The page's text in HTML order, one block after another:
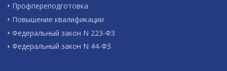
Профпереподготовка
Повышение квалификации
Федеральный закон N 223-ФЗ
Федеральный закон N 44-ФЗ